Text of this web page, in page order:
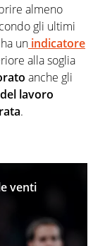
almeno
gli ultimi
un indicatore
alla soglia
anche gli
lavoro
.
venti